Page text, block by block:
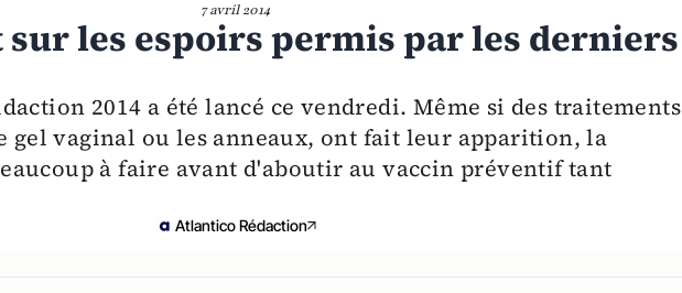
7 avril 2014
sur les espoirs permis par les derniers
2014 a été lancé ce vendredi. Même si des traitements
gel vaginal ou les anneaux, ont fait leur apparition, la
à faire avant d'aboutir au vaccin préventif tant
Atlantico Rédaction